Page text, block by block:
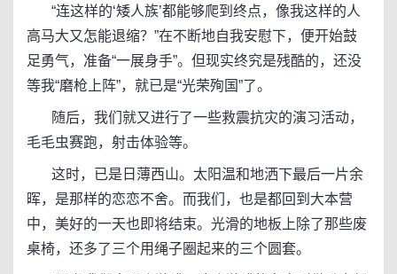
“连这样的‘矮人族’都能够爬到终点，像我这样的人
高马大又怎能退缩？”在不断地自我安慰下，便开始鼓
足勇气，准备“一展身手”。但现实终究是残酷的，还没
等我“磨枪上阵”，就已是“光荣殉国”了。
随后，我们就又进行了一些救震抗灾的演习活动，
毛毛虫赛跑，射击体验等。
这时，已是日薄西山。太阳温和地洒下最后一片余
晖，是那样的恋恋不舍。而我们，也是都回到大本营
中，美好的一天也即将结束。光滑的地板上除了那些废
桌椅，还多了三个用绳子圈起来的三个圆套。